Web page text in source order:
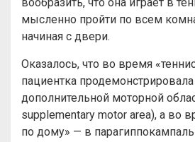
мысленно пройти по всем
начиная с двери.
Оказалось, что во время
пациентка
дополнительной моторной
supplementary motor area), а во
по дому» — в